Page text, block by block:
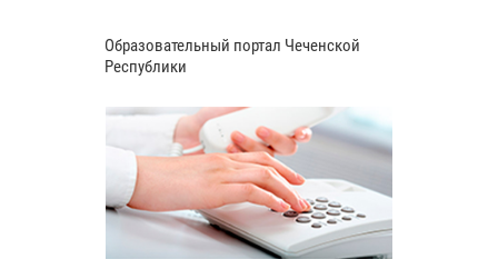
Образовательный портал Чеченской
Республики